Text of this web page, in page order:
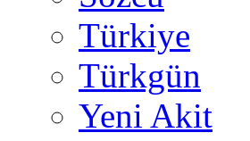
Türkiye
Türkgün
Yeni Akit